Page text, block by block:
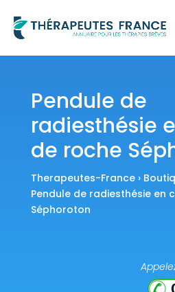
Pendule de
radiesthésie
de roche
Therapeutes-France›
Pendule de radiesthésie en
Séphoroton